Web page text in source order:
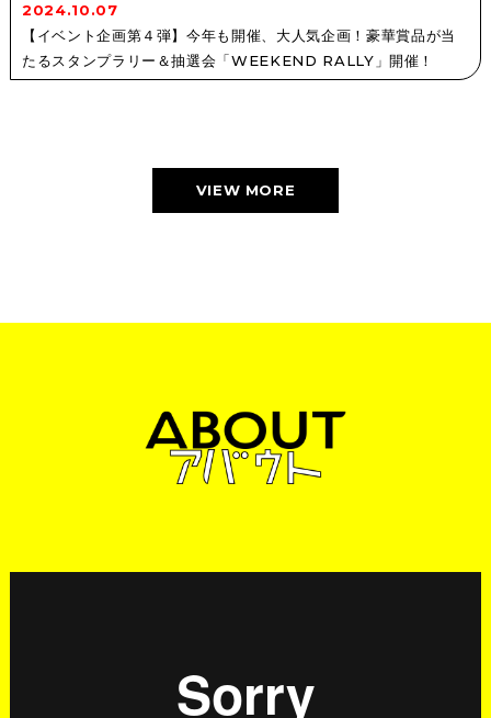
2024.10.07
【イベント企画第４弾】今年も開催、大人気企画！豪華賞品が当
たるスタンプラリー＆抽選会「WEEKEND RALLY」開催！
VIEW MORE